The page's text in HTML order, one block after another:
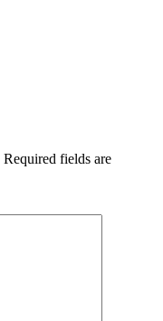
Required fields are